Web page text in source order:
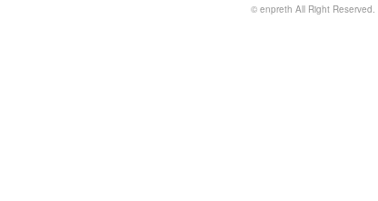
© enpreth All Right Reserved.